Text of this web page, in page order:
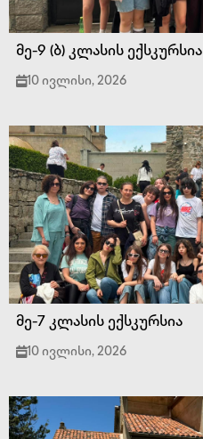
მე-9 (ბ) კლასის ექსკურსია
10 ივლისი, 2026
მე-7 კლასის ექსკურსია
10 ივლისი, 2026